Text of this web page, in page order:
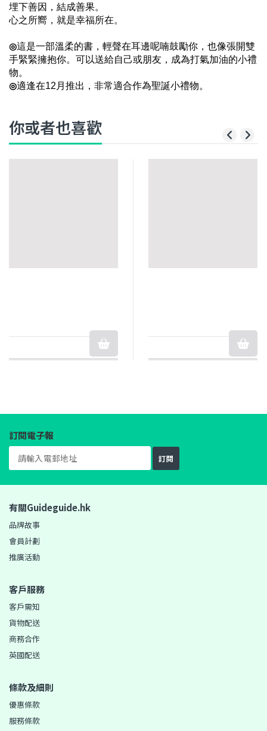
埋下善因，結成善果。
心之所嚮，就是幸福所在。
◎這是一部溫柔的書，輕聲在耳邊呢喃鼓勵你，也像張開雙
手緊緊擁抱你。可以送給自己或朋友，成為打氣加油的小禮
物。
◎適逢在12月推出，非常適合作為聖誕小禮物。
你或者也喜歡
訂閱電子報
訂閱
有關Guideguide.hk
品牌故事
會員計劃
推廣活動
客戶服務
客戶需知
貨物配送
商務合作
英國配送
條款及細則
優惠條款
服務條款